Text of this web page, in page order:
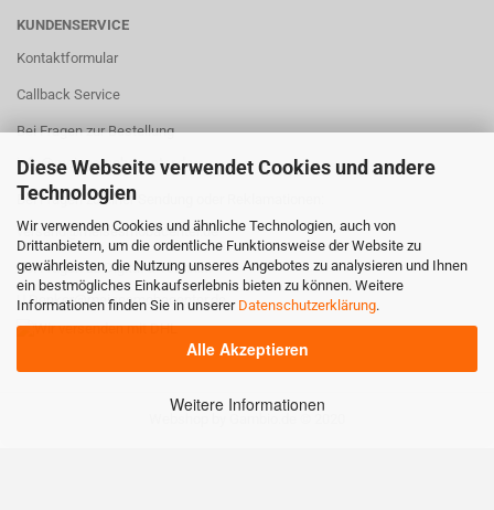
Diese Webseite verwendet Cookies und andere
Technologien
Wir verwenden Cookies und ähnliche Technologien, auch von
Drittanbietern, um die ordentliche Funktionsweise der Website zu
gewährleisten, die Nutzung unseres Angebotes zu analysieren und Ihnen
ein bestmögliches Einkaufserlebnis bieten zu können. Weitere
Informationen finden Sie in unserer Datenschutzerklärung.
Alle Akzeptieren
Weitere Informationen
KUNDENSERVICE
Kontaktformular
Callback Service
Bei Fragen zur Bestellung
info@meisesmobacenter.de
Bei Fragen zu einer Sendung oder Reklamationen:
versand@meisesmobacenter.de
Bei Fragen zu Digital & Technik:
U.Denker@meisesmobacenter.de